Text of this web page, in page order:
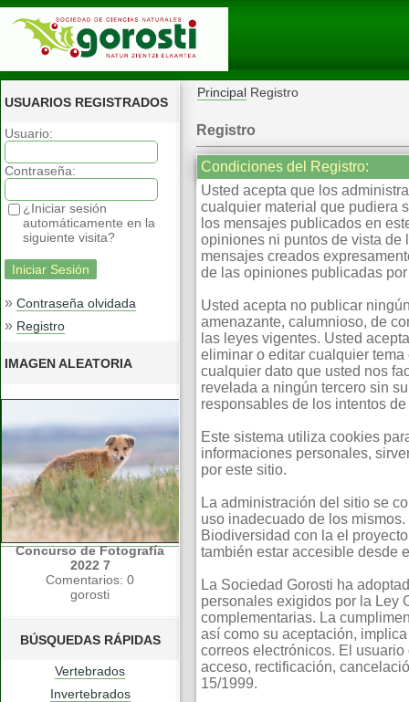
USUARIOS REGISTRADOS
Usuario:
Contraseña:
¿Iniciar sesión
automáticamente en la
siguiente visita?
» Contraseña olvidada
» Registro
IMAGEN ALEATORIA
Concurso de Fotografía
2022 7
Comentarios: 0
gorosti
BÚSQUEDAS RÁPIDAS
Vertebrados
Invertebrados
Principal Registro
Registro
Condiciones del Registro:
Usted acepta que los
cualquier material que pudiera
los mensajes publicados en
opiniones ni puntos de vista de
mensajes creados
de las opiniones publicadas
Usted acepta no publicar
amenazante, calumnioso, de
las leyes vigentes. Usted
eliminar o editar cualquier
cualquier dato que usted nos
revelada a ningún tercero sin
responsables de los intentos
Este sistema utiliza cookies
informaciones personales,
por este sitio.
La administración del sitio se
uso inadecuado de los
Biodiversidad con la el
también estar accesible desde
La Sociedad Gorosti ha
personales exigidos por la Ley
complementarias. La
así como su aceptación,
correos electrónicos. El
acceso, rectificación,
15/1999.